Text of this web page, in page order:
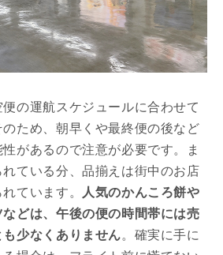
の運航スケジュールに合わせて
ため、朝早くや最終便の後など
があるので注意が必要です。ま
ている分、品揃えは街中のお店
ています。
人気のかんころ餅や
どは、午後の便の時間帯には売
少なくありません。確実に手に